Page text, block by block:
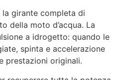
la girante completa di
della moto d’acqua. La
a idrogetto: quando le
spinta e accelerazione
prestazioni originali.